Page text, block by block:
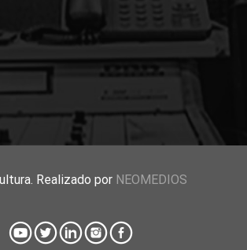
Realizado por NEOMEDIOS